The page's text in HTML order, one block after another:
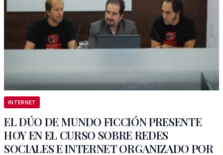
INTERNET
EL DÚO DE MUNDO FICCIÓN PRESENTE
HOY EN EL CURSO SOBRE REDES
SOCIALES E INTERNET ORGANIZADO POR